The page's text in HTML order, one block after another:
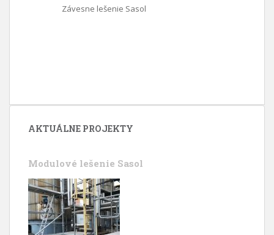
Závesne lešenie Sasol
AKTUÁLNE PROJEKTY
Modulové lešenie Sasol